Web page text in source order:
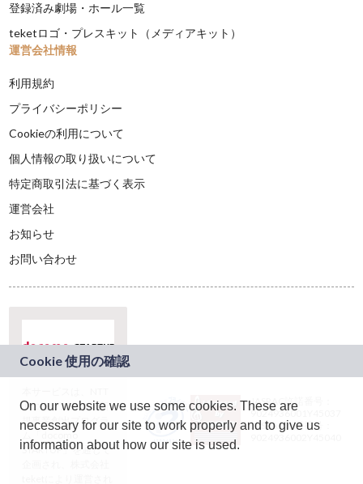
登録済み劇場・ホール一覧
teketロゴ・プレスキット（メディアキット）
運営会社情報
利用規約
プライバシーポリシー
Cookieの利用について
個人情報の取り扱いについて
特定商取引法に基づく表示
運営会社
お知らせ
お問い合わせ
ドコモグループの新
規事業創出プログラ
ム「docomo
STARTUP」を通じて
JASRAC許諾番号：
9024936001Y45037
JASRAC許諾番号：
On our website we use some cookies. These are
necessary for our site to work properly and to give us
information about how our site is used.